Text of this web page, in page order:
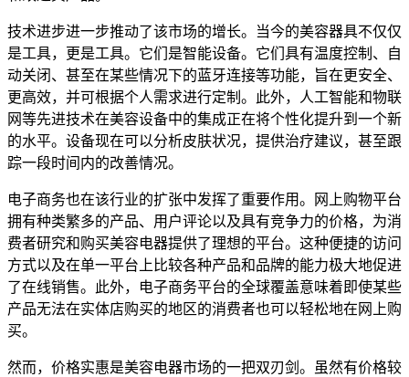
技术进步进一步推动了该市场的增长。当今的美容器具不仅仅
是工具，更是工具。它们是智能设备。它们具有温度控制、自
动关闭、甚至在某些情况下的蓝牙连接等功能，旨在更安全、
更高效，并可根据个人需求进行定制。此外，人工智能和物联
网等先进技术在美容设备中的集成正在将个性化提升到一个新
的水平。设备现在可以分析皮肤状况，提供治疗建议，甚至跟
踪一段时间内的改善情况。
电子商务也在该行业的扩张中发挥了重要作用。网上购物平台
拥有种类繁多的产品、用户评论以及具有竞争力的价格，为消
费者研究和购买美容电器提供了理想的平台。这种便捷的访问
方式以及在单一平台上比较各种产品和品牌的能力极大地促进
了在线销售。此外，电子商务平台的全球覆盖意味着即使某些
产品无法在实体店购买的地区的消费者也可以轻松地在网上购
买。
然而，价格实惠是美容电器市场的一把双刃剑。虽然有价格较